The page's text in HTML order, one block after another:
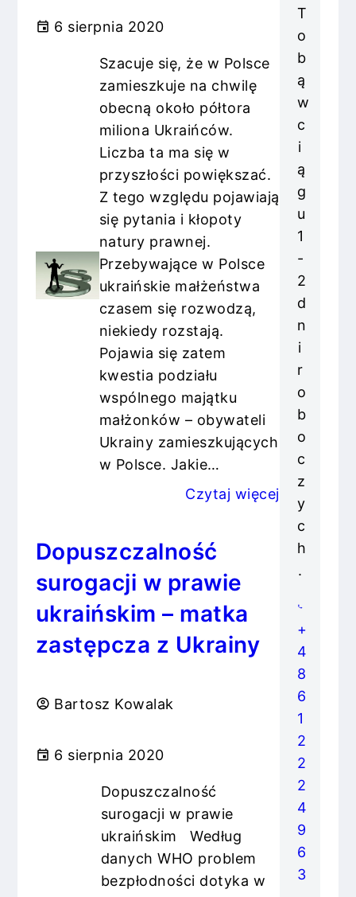
6 sierpnia 2020
Szacuje się, że w Polsce
zamieszkuje na chwilę
obecną około półtora
miliona Ukraińców.
Liczba ta ma się w
przyszłości powiększać.
Z tego względu pojawiają
się pytania i kłopoty
natury prawnej.
Przebywające w Polsce
ukraińskie małżeństwa
czasem się rozwodzą,
niekiedy rozstają.
Pojawia się zatem
kwestia podziału
wspólnego majątku
małżonków – obywateli
Ukrainy zamieszkujących
w Polsce. Jakie…
Czytaj więcej
Dopuszczalność
surogacji w prawie
ukraińskim – matka
zastępcza z Ukrainy
Bartosz Kowalak
6 sierpnia 2020
Dopuszczalność
surogacji w prawie
ukraińskim Według
danych WHO problem
bezpłodności dotyka w
T
o
b
ą
w
c
i
ą
g
u
1
-
2
d
n
i
r
o
b
o
c
z
y
c
h
.
+
4
8
6
1
2
2
2
4
9
6
3